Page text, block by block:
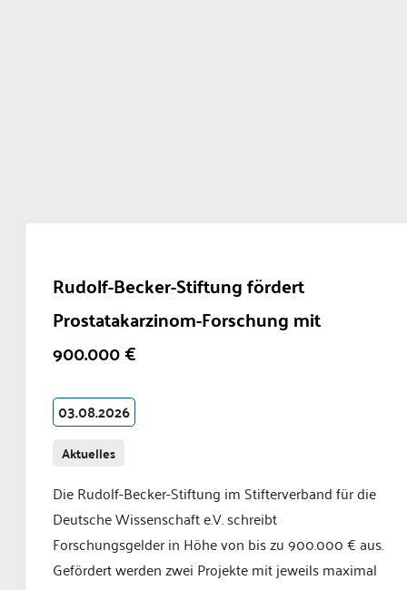
Rudolf-Becker-Stiftung fördert
Prostatakarzinom-Forschung mit
900.000 €
03.08.2026
Aktuelles
Die Rudolf-Becker-Stiftung im Stifterverband für die
Deutsche Wissenschaft e.V. schreibt
Forschungsgelder in Höhe von bis zu 900.000 € aus.
Gefördert werden zwei Projekte mit jeweils maximal